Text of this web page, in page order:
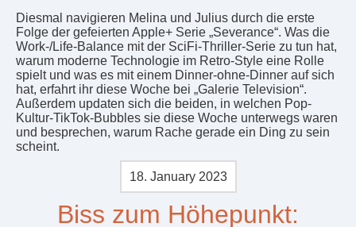
Diesmal navigieren Melina und Julius durch die erste
Folge der gefeierten Apple+ Serie „Severance“. Was die
Work-/Life-Balance mit der SciFi-Thriller-Serie zu tun hat,
warum moderne Technologie im Retro-Style eine Rolle
spielt und was es mit einem Dinner-ohne-Dinner auf sich
hat, erfahrt ihr diese Woche bei „Galerie Television“.
Außerdem updaten sich die beiden, in welchen Pop-
Kultur-TikTok-Bubbles sie diese Woche unterwegs waren
und besprechen, warum Rache gerade ein Ding zu sein
scheint.
18. January 2023
Biss zum Höhepunkt: